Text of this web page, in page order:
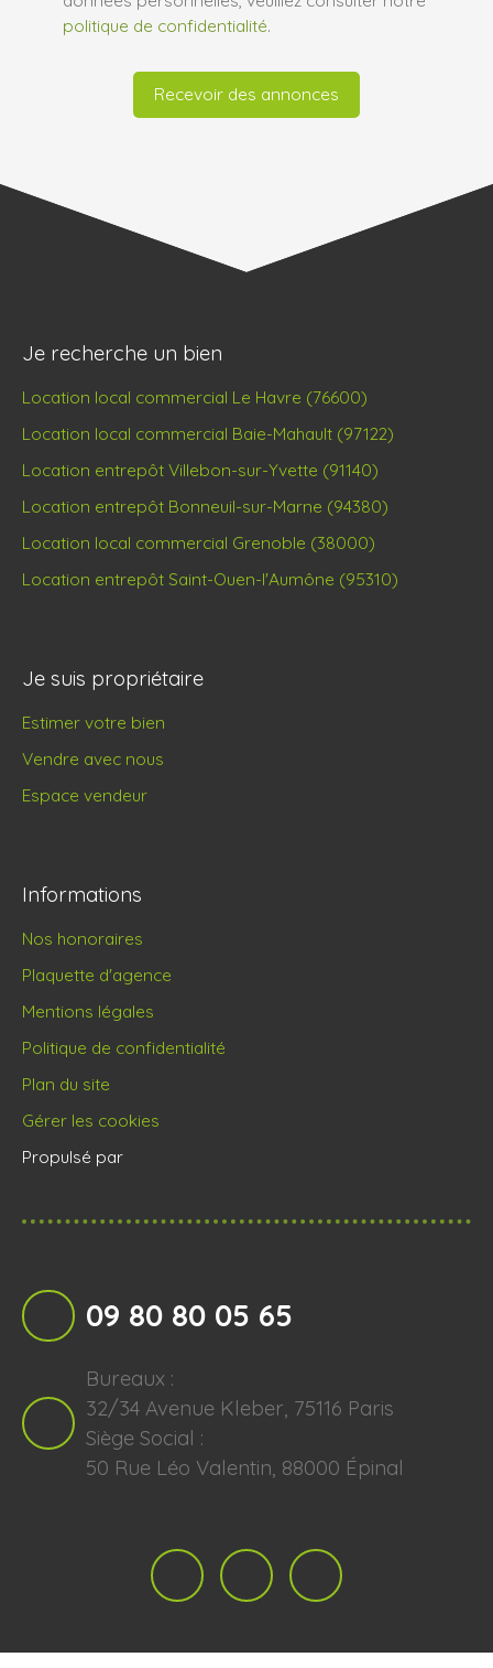
politique de confidentialité.
Recevoir des annonces
Je recherche un bien
Location local commercial Le Havre (76600)
Location local commercial Baie-Mahault (97122)
Location entrepôt Villebon-sur-Yvette (91140)
Location entrepôt Bonneuil-sur-Marne (94380)
Location local commercial Grenoble (38000)
Location entrepôt Saint-Ouen-l'Aumône (95310)
Je suis propriétaire
Estimer votre bien
Vendre avec nous
Espace vendeur
Informations
Nos honoraires
Plaquette d'agence
Mentions légales
Politique de confidentialité
Plan du site
Gérer les cookies
Propulsé par
09 80 80 05 65
Bureaux :
32/34 Avenue Kleber, 75116 Paris
Siège Social :
50 Rue Léo Valentin, 88000 Épinal